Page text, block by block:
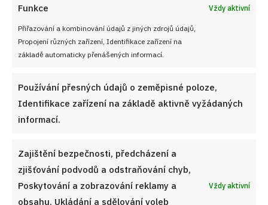
Funkce Vždy aktivní
Přiřazování a kombinování údajů z jiných zdrojů údajů,
Propojení různých zařízení, Identifikace zařízení na
základě automaticky přenášených informací.
Používání přesných údajů o zeměpisné poloze,
Identifikace zařízení na základě aktivně vyžádaných
informací.
Zajištění bezpečnosti, předcházení a
zjišťování podvodů a odstraňování chyb,
Poskytování a zobrazování reklamy a
obsahu, Ukládání a sdělování voleb
Vždy aktivní